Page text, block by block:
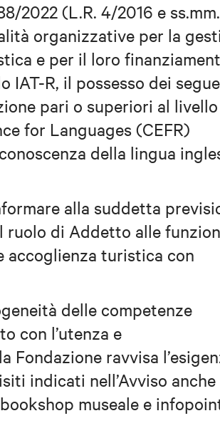
2022 (L.R. 4/2016 e ss.mm.
organizzative per la
e per il loro
IAT-R, il possesso dei
pari o superiori al
for Languages (CEFR)
della lingua
alla suddetta
ruolo di Addetto alle
accoglienza turistica con
delle competenze
con l’utenza e
Fondazione ravvisa
indicati nell’Avviso anche
museale e